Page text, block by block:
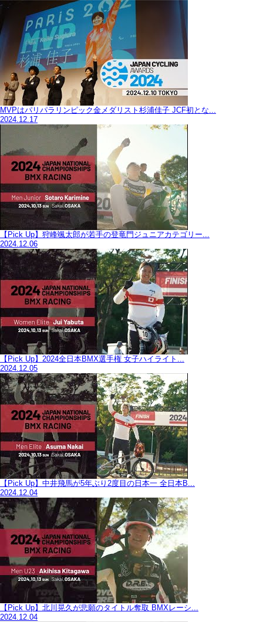
MVPはパリパラリンピック金メダリスト杉浦佳子 JCF初とな...
2024.12.17
【Pick Up】狩峰颯太郎が若手の登竜門ジュニアカテゴリー...
2024.12.06
【Pick Up】2024全日本BMX選手権 女子ハイライト...
2024.12.05
【Pick Up】中井飛馬が5年ぶり2度目の日本一 全日本B...
2024.12.04
【Pick Up】北川晃久が悲願のタイトル奪取 BMXレーシ...
2024.12.04